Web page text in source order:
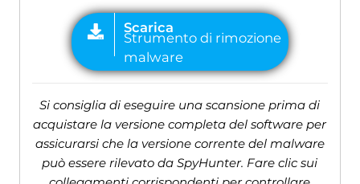
Si consiglia di eseguire una scansione prima di
acquistare la versione completa del software per
assicurarsi che la versione corrente del malware
può essere rilevato da SpyHunter. Fare clic sui